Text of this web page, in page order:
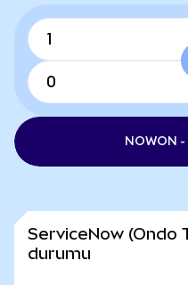
NOWON -
ServiceNow (Ondo
durumu